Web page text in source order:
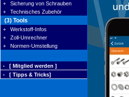
+ Sicherung von Schrauben
+ Technisches Zubehör
(3) Tools
+ Werkstoff-Infos
+ Zoll-Umrechner
+ Normen-Umstellung
- [ Mitglied werden ]
- [ Tipps & Tricks]